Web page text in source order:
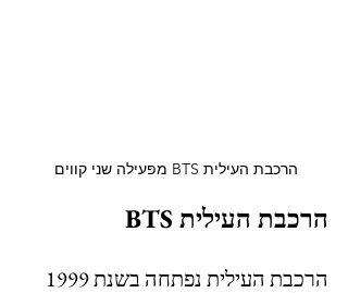
הרכבת העילית BTS מפעילה שני קווים
הרכבת העילית BTS